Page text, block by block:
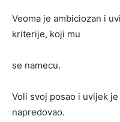
Veoma je ambiciozan i
kriterije, koji mu
se namecu.
Voli svoj posao i uvijek
napredovao.